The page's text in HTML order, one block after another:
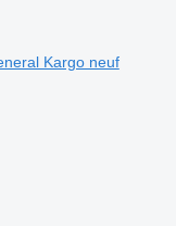
Kargo neuf